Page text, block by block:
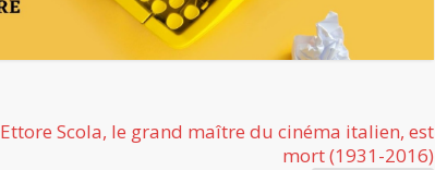
Ettore Scola, le grand maître du cinéma italien, est
mort (1931-2016)